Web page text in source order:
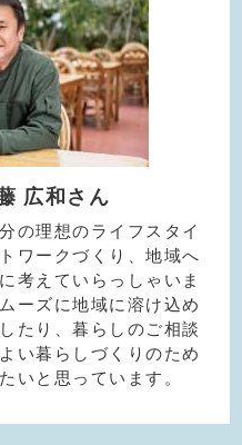
広和さん
の理想のライフスタイ
ワークづくり、地域へ
考えていらっしゃいま
ーズに地域に溶け込め
たり、暮らしのご相談
い暮らしづくりのため
いと思っています。